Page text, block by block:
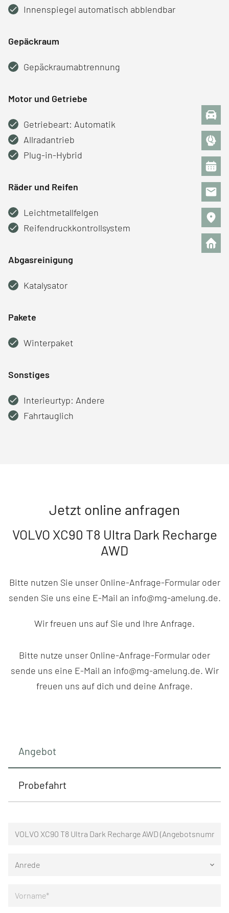
Innenspiegel automatisch abblendbar
Gepäckraum
Gepäckraumabtrennung
Motor und Getriebe
Getriebeart: Automatik
Allradantrieb
Plug-in-Hybrid
Räder und Reifen
Leichtmetallfelgen
Reifendruckkontrollsystem
Abgasreinigung
Katalysator
Pakete
Winterpaket
Sonstiges
Interieurtyp: Andere
Fahrtauglich
Jetzt online anfragen
VOLVO XC90 T8 Ultra Dark Recharge
AWD
Bitte nutzen Sie unser Online-Anfrage-Formular oder
senden Sie uns eine E-Mail an info@mg-amelung.de.
Wir freuen uns auf Sie und Ihre Anfrage.
Bitte nutze unser Online-Anfrage-Formular oder
sende uns eine E-Mail an info@mg-amelung.de. Wir
freuen uns auf dich und deine Anfrage.
Angebot
Probefahrt
Anrede keyboard_arrow_down